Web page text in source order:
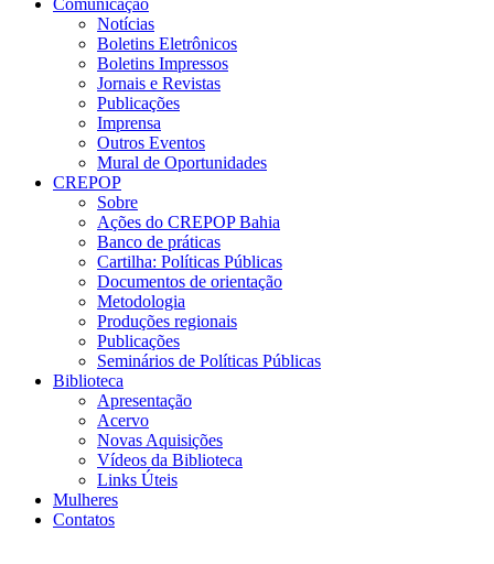
Comunicação
Notícias
Boletins Eletrônicos
Boletins Impressos
Jornais e Revistas
Publicações
Imprensa
Outros Eventos
Mural de Oportunidades
CREPOP
Sobre
Ações do CREPOP Bahia
Banco de práticas
Cartilha: Políticas Públicas
Documentos de orientação
Metodologia
Produções regionais
Publicações
Seminários de Políticas Públicas
Biblioteca
Apresentação
Acervo
Novas Aquisições
Vídeos da Biblioteca
Links Úteis
Mulheres
Contatos